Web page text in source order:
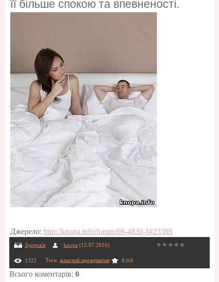
її більше спокою та впевненості.
Джерело: http://knopa.info/forum/69-4830-1#23389
Здоров'я knopa (15.07.2016)
1322 Теги: жіночий презерватив 0.0/0
Всього коментарів: 0